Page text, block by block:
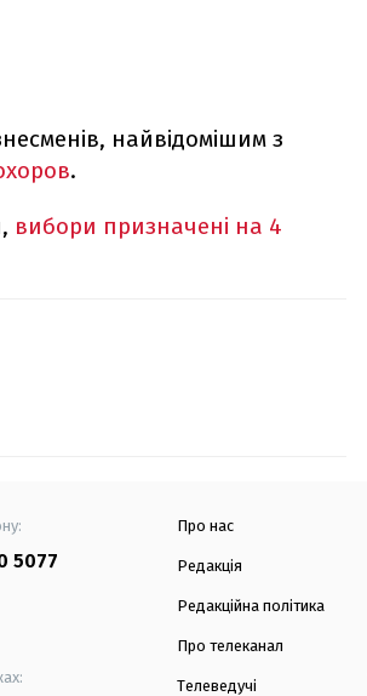
найвідомішим з
.
вибори призначені на 4
5077
Про нас
Редакція
Редакційна політика
Про телеканал
Телеведучі